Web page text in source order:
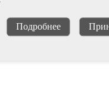
Подробнее